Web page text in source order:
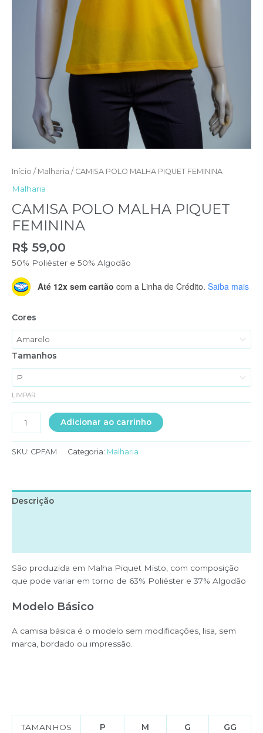
Início / Malharia / CAMISA POLO MALHA PIQUET FEMININA
Malharia
CAMISA POLO MALHA PIQUET
FEMININA
R$ 59,00
50% Poliéster e 50% Algodão
Até 12x sem cartão com a Linha de Crédito. Saiba mais
Cores
Tamanhos
LIMPAR
CAMISA
POLO
MALHA
PIQUET
Adicionar ao carrinho
SKU: CPFAM Categoria: Malharia
Descrição
São produzida em Malha Piquet Misto, com composição
que pode variar em torno de 63% Poliéster e 37% Algodão
Modelo Básico
A camisa básica é o modelo sem modificações, lisa, sem
marca, bordado ou impressão.
TAMANHOS P M G GG